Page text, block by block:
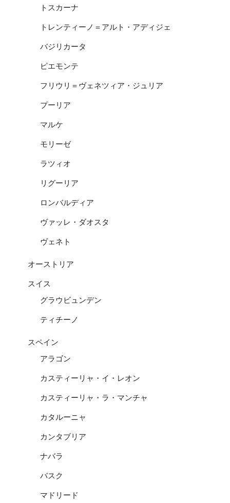
トスカーナ
トレンティーノ＝アルト・アディジェ
バジリカータ
ピエモンテ
フリウリ＝ヴェネツィア・ジュリア
プーリア
マルケ
モリーゼ
ラツィオ
リグーリア
ロンバルディア
ヴァッレ・ダオスタ
ヴェネト
オーストリア
スイス
グラウビュンデン
ティチーノ
スペイン
アラゴン
カスティーリャ・イ・レオン
カスティーリャ・ラ・マンチャ
カタルーニャ
カンタブリア
ナバラ
バスク
マドリード